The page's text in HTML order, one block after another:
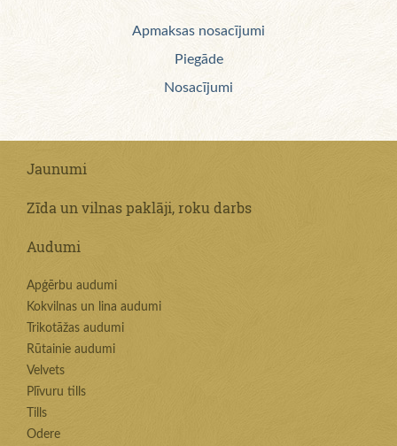
Apmaksas nosacījumi
Piegāde
Nosacījumi
Jaunumi
Zīda un vilnas paklāji, roku darbs
Audumi
Apģērbu audumi
Kokvilnas un lina audumi
Trikotāžas audumi
Rūtainie audumi
Velvets
Plīvuru tills
Tills
Odere